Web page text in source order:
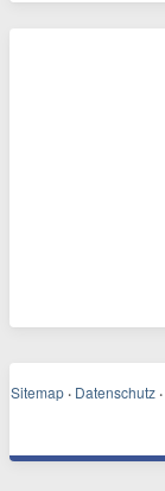
Sitemap · Datenschutz ·